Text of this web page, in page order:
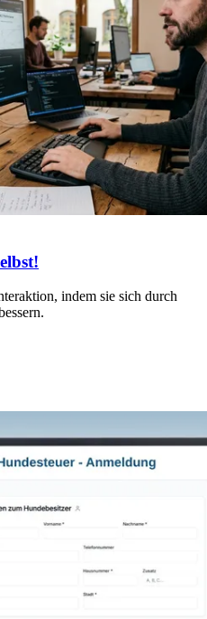
indem sie sich durch